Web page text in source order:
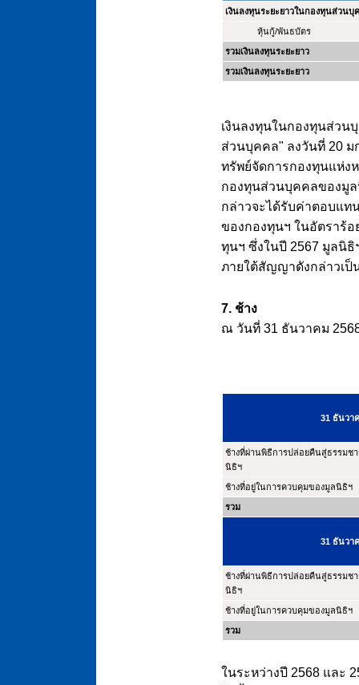
เงินลงทุนระยะยาวในกองทุนส่วน
หุ้นกู้/พันธบัตร
รวมเงินลงทุนระยะยาว
รวมเงินลงทุนระยะยาว
เงินลงทุนในกองทุนส่วน
ส่วนบุคคล" ลงวันที่ 20
ทรัพย์จัดการกองทุนแห่ง
กองทุนส่วนบุคคลของมูล
กล่าวจะได้รับค่าตอบแท
ของกองทุนฯ ในอัตราร้
ทุนฯ ซึ่งในปี 2567 มูลนิธิ
ภายใต้สัญญาดังกล่าวเป็
7. ช้าง
ณ วันที่ 31 ธันวาคม
31 ธันวา
ช้างที่ผ่านพิธีการปล่อยคืนสู่ธรรมช
นิธิฯ
ช้างที่อยู่ในการควบคุมของมูลนิธิฯ
รวม
31 ธันวา
ช้างที่ผ่านพิธีการปล่อยคืนสู่ธรรมช
นิธิฯ
ช้างที่อยู่ในการควบคุมของมูลนิธิฯ
รวม
ในระหว่างปี 2568 และ